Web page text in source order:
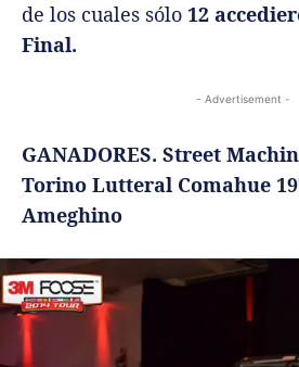
de los cuales sólo 12
Final.
- Advertisement -
GANADORES. Street
Torino Lutteral Comahue
Ameghino